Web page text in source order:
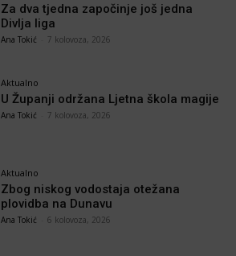
Za dva tjedna započinje još jedna
Divlja liga
Ana Tokić 7 kolovoza, 2026
Aktualno
U Županji održana Ljetna škola magije
Ana Tokić 7 kolovoza, 2026
Aktualno
Zbog niskog vodostaja otežana
plovidba na Dunavu
Ana Tokić 6 kolovoza, 2026